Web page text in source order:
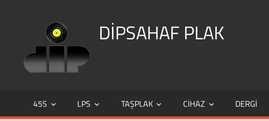
DİPSAHAF PLAK
DİPSAHAF
45S LPS TAŞPLAK CIHAZ DERGI